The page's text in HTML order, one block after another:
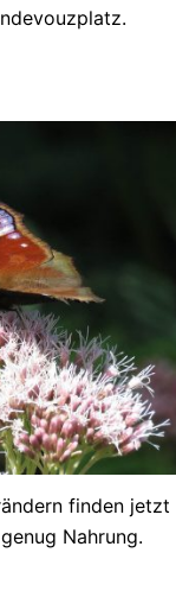
finden jetzt
Nahrung.